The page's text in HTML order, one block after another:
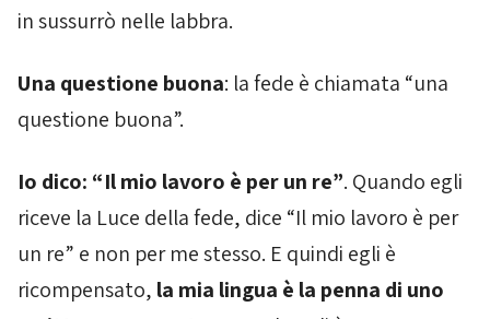
in sussurrò nelle labbra.
Una questione buona: la fede è chiamata “una
questione buona”.
Io dico: “Il mio lavoro è per un re”. Quando egli
riceve la Luce della fede, dice “Il mio lavoro è per
un re” e non per me stesso. E quindi egli è
ricompensato, la mia lingua è la penna di uno